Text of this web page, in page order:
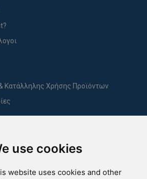
use cookies
website uses cookies and other
Κατάλληλης Χρήσης Προϊόντων
QUALITY INDEX